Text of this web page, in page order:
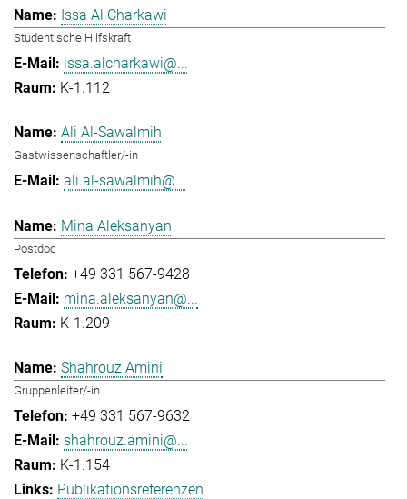
Issa Al Charkawi
Studentische Hilfskraft
issa.alcharkawi@...
K-1.112
Ali Al-Sawalmih
Gastwissenschaftler/-in
ali.al-sawalmih@...
Mina Aleksanyan
Postdoc
+49 331 567-9428
mina.aleksanyan@...
K-1.209
Shahrouz Amini
Gruppenleiter/-in
+49 331 567-9632
shahrouz.amini@...
K-1.154
Publikationsreferenzen